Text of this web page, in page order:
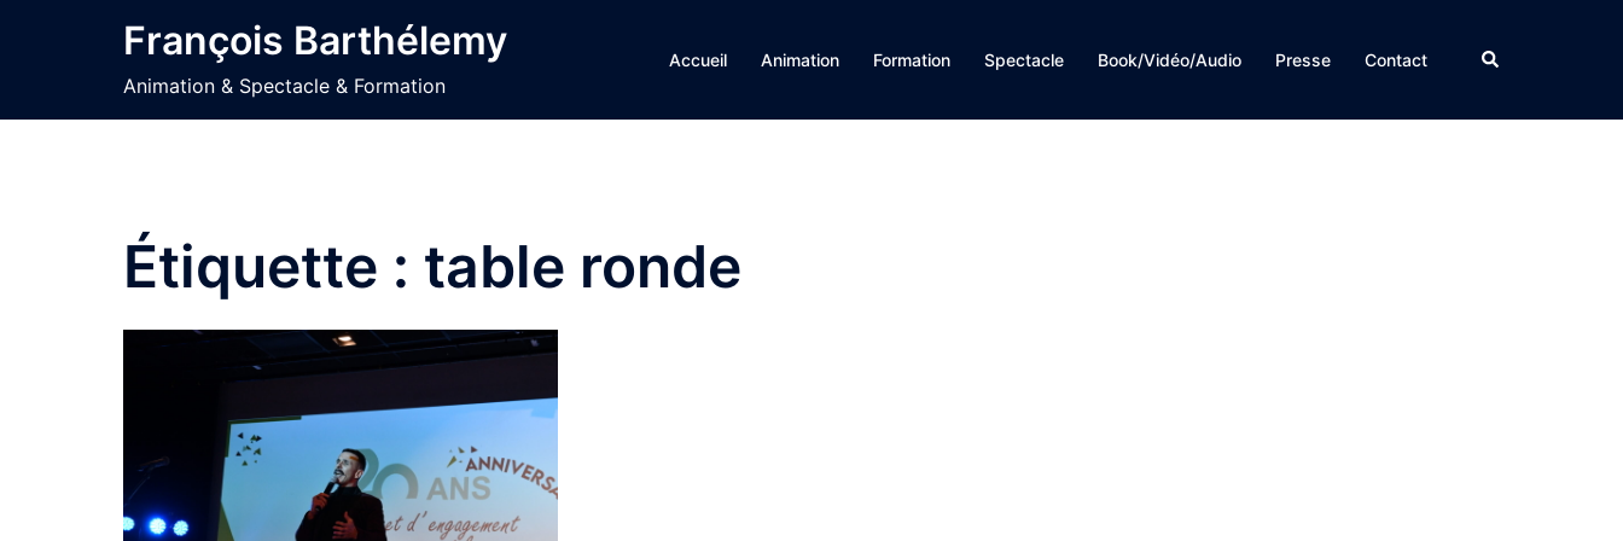
François Barthélemy
Animation & Spectacle & Formation
Accueil Animation Formation Spectacle Book/Vidéo/Audio Presse Contact Rechercher
Étiquette : table ronde